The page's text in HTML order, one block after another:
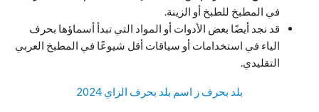
في المطبخ للطبخ أو الزينة.
قد نجد أيضًا بعض الأدوات أو المواد التي تبدأ أسماؤها بحرف
الياء في استخدامات أو سياقات أقل شيوعًا في المطبخ العربي
التقليدي.
بلد بحرف ز اسم بلد بحرف الزاي 2024